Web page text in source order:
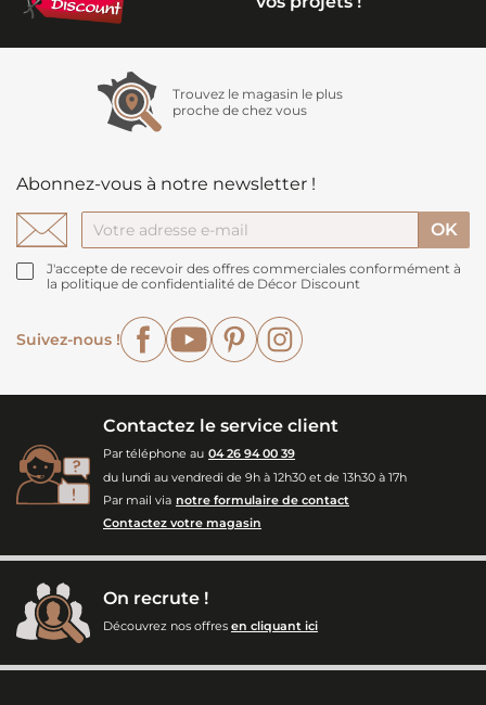
Trouvez le magasin le plus
proche de chez vous
Abonnez-vous à notre newsletter !
J'accepte de recevoir des offres commerciales conformément à
la politique de confidentialité de Décor Discount
Suivez-nous !
FacebookYouTubePinterest
Contactez le service client
Par téléphone au 04 26 94 00 39
du lundi au vendredi de 9h à 12h30 et de 13h30 à 17h
Par mail via notre formulaire de contact
Contactez votre magasin
On recrute !
Découvrez nos offres en cliquant ici